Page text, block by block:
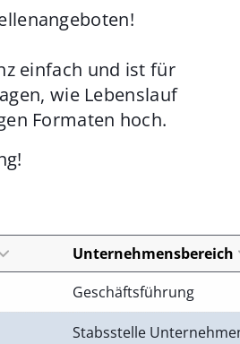
einfach und ist für
wie Lebenslauf
Formaten hoch.
Unternehmensbereich
Geschäftsführung
Stabsstelle